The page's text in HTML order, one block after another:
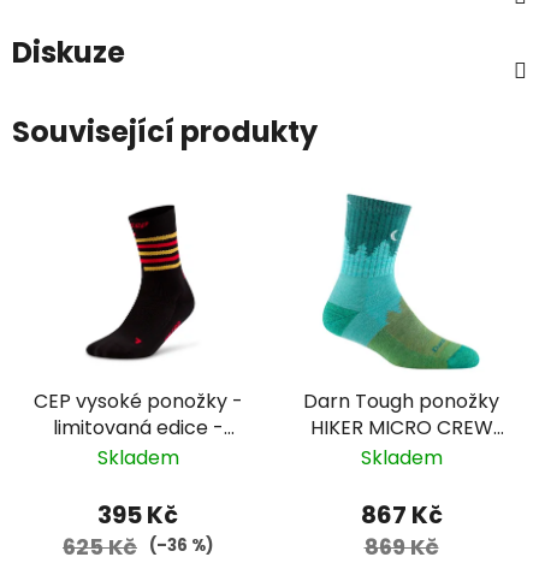
Diskuze
Související produkty
CEP vysoké ponožky -
limitovaná edice -
dámské - černá/
Skladem
395 Kč
625 Kč (–36 %)
Darn Tough ponožky
HIKER MICRO CREW
Midweight Merino -
modrozelené
Skladem
867 Kč
869 Kč